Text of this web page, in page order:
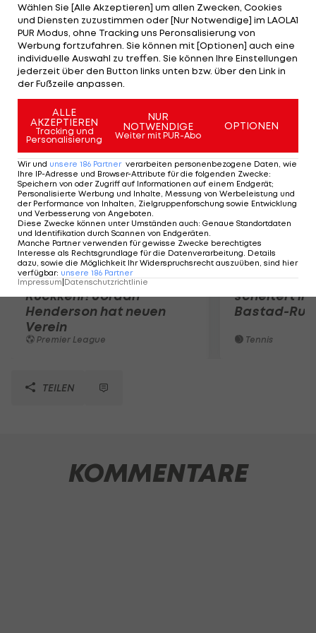
gibt sein Trainer Jürgen Klopp Preis. Ob der seit
Dezember verletzte DFB-Teamspieler schon
gegen die Bayern wieder aufläuft, bleibt offen:
"Wir müssen sehen, wie er uns am besten helfen
kann, ob schon am Mittwoch oder Samstag."
Mehr zum Thema
Premier-League-
Rückkehr! Jordan
Henderson hat neuen
Verein
Premier League
Sebastian
scheitert in
Bastad-
Tennis
TEILEN
KOMMENTARE
Wählen Sie [Alle Akzeptieren] um allen Zwecken, Cookies
und Diensten zuzustimmen oder [Nur Notwendige] im LAOLA1
PUR Modus, ohne Tracking uns Peronsalisierung von
Werbung fortzufahren. Sie können mit [Optionen] auch eine
individuelle Auswahl zu treffen. Sie können Ihre Einstellungen
jederzeit über den Button links unten bzw. über den Link in
der Fußzeile anpassen.
ALLE
AKZEPTIEREN
Tracking und
Personalisierung
NUR
NOTWENDIGE
Weiter mit PUR-Abo
OPTIONEN
Wir und unsere 186 Partner verarbeiten personenbezogene Daten, wie
Ihre IP-Adresse und Browser-Attribute für die folgenden Zwecke:
Speichern von oder Zugriff auf Informationen auf einem Endgerät;
Personalisierte Werbung und Inhalte, Messung von Werbeleistung und
der Performance von Inhalten, Zielgruppenforschung sowie Entwicklung
und Verbesserung von Angeboten.
Diese Zwecke können unter Umständen auch: Genaue Standortdaten
und Identifikation durch Scannen von Endgeräten.
Manche Partner verwenden für gewisse Zwecke berechtigtes
Interesse als Rechtsgrundlage für die Datenverarbeitung. Details
dazu, sowie die Möglichkeit Ihr Widerspruchsrecht auszuüben, sind hier
verfügbar: unsere 186 Partner
Impressum Datenschutzrichtlinie